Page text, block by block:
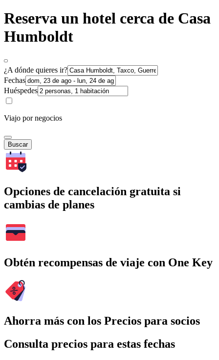
Reserva un hotel cerca de Casa
Humboldt
¿A dónde quieres ir?
Fechas
Huéspedes
Viajo por negocios
Buscar
Opciones de cancelación gratuita si
cambias de planes
Obtén recompensas de viaje con One Key
Ahorra más con los Precios para socios
Consulta precios para estas fechas